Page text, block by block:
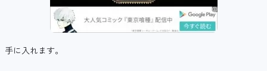
手に入れます。